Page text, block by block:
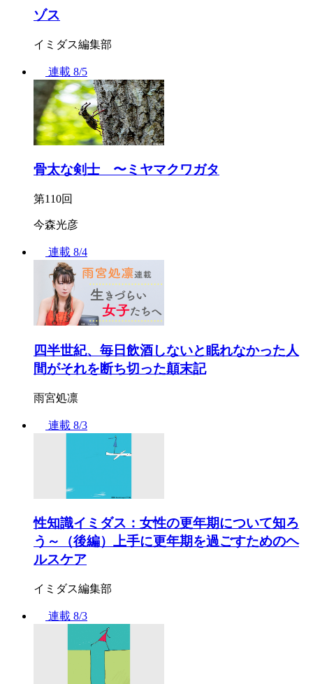
ゾス
イミダス編集部
連載 8/5
骨太な剣士 〜ミヤマクワガタ
第110回
今森光彦
連載 8/4
四半世紀、毎日飲酒しないと眠れなかった人
間がそれを断ち切った顛末記
雨宮処凛
連載 8/3
性知識イミダス：女性の更年期について知ろ
う～（後編）上手に更年期を過ごすためのヘ
ルスケア
イミダス編集部
連載 8/3